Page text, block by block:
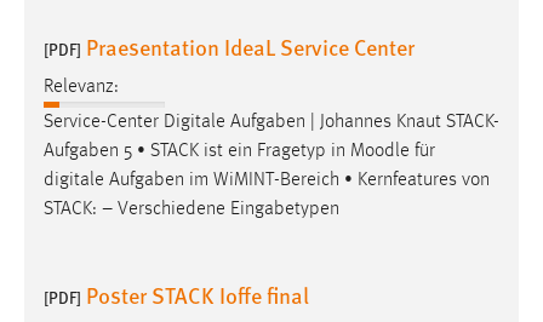
[PDF] Praesentation IdeaL Service Center
Relevanz:
Service-Center Digitale Aufgaben | Johannes Knaut STACK-
Aufgaben 5 • STACK ist ein Fragetyp in Moodle für
digitale Aufgaben im WiMINT-Bereich • Kernfeatures von
STACK: – Verschiedene Eingabetypen
[PDF] Poster STACK Ioffe final